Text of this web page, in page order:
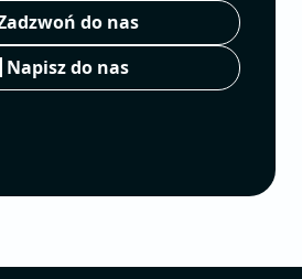
do nas
Napisz do nas